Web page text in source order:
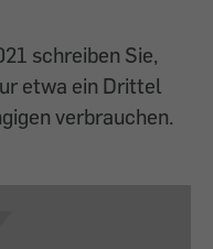
schreiben Sie,
etwa ein Drittel
verbrauchen.